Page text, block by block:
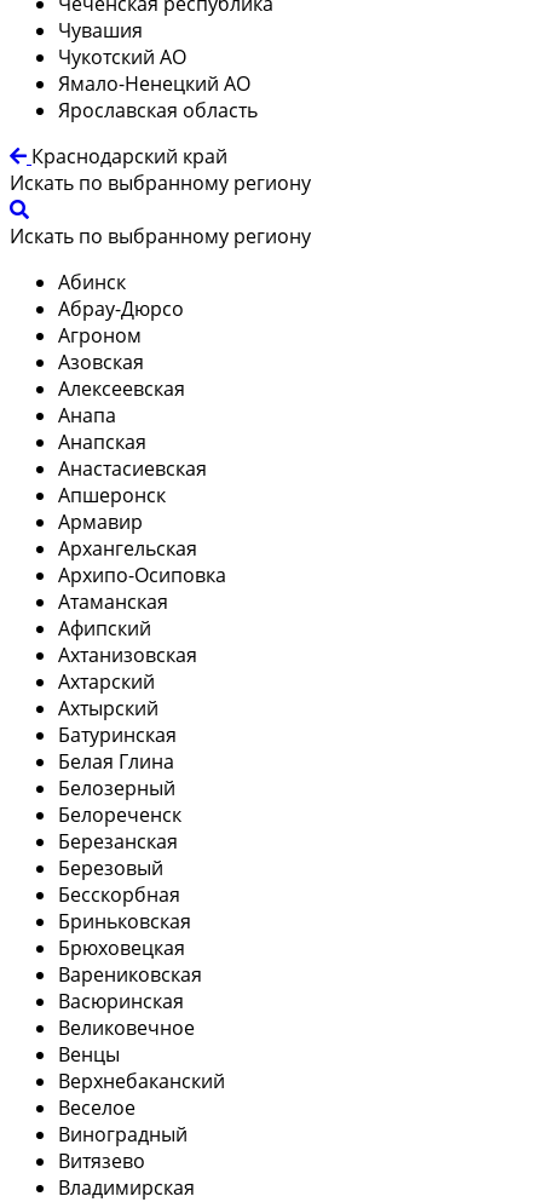
Чувашия
Чукотский АО
Ямало-Ненецкий АО
Ярославская область
Краснодарский край
Искать по выбранному региону
Искать по выбранному региону
Абинск
Абрау-Дюрсо
Агроном
Азовская
Алексеевская
Анапа
Анапская
Анастасиевская
Апшеронск
Армавир
Архангельская
Архипо-Осиповка
Атаманская
Афипский
Ахтанизовская
Ахтарский
Ахтырский
Батуринская
Белая Глина
Белозерный
Белореченск
Березанская
Березовый
Бесскорбная
Бриньковская
Брюховецкая
Варениковская
Васюринская
Великовечное
Венцы
Верхнебаканский
Веселое
Виноградный
Витязево
Владимирская